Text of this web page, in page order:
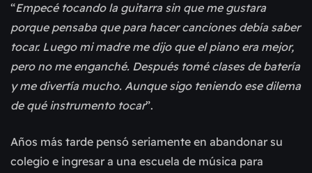
“Empecé tocando la guitarra sin que me gustara
porque pensaba que para hacer canciones debía saber
tocar. Luego mi madre me dijo que el piano era mejor,
pero no me enganché. Después tomé clases de batería
y me divertía mucho. Aunque sigo teniendo ese dilema
de qué instrumento tocar”.
Años más tarde pensó seriamente en abandonar su
colegio e ingresar a una escuela de música para